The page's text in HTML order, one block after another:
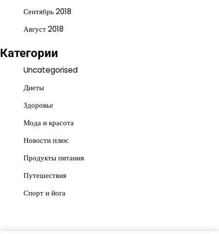
Сентябрь 2018
Август 2018
Категории
Uncategorised
Диеты
Здоровье
Мода и красота
Новости плюс
Продукты питания
Путешествия
Спорт и йога